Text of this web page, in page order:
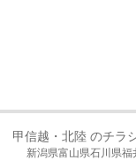
甲信越・北陸 のチラ
新潟県富山県石川県福